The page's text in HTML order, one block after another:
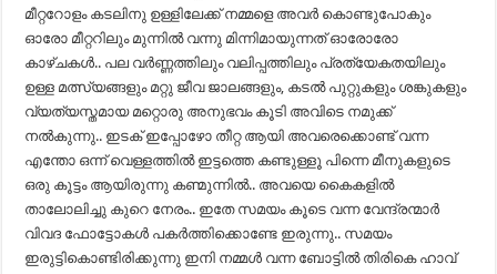
മീറ്ററോളം കടലിനു ഉള്ളിലേക്ക് നമ്മളെ അവർ കൊണ്ടുപോകും
ഓരോ മീറ്ററിലും മുന്നിൽ വന്നു മിന്നിമായുന്നത് ഓരോരോ
കാഴ്ചകൾ.. പല വർണ്ണത്തിലും വലിപ്പത്തിലും പ്രത്യേകതയിലും
ഉള്ള മത്സ്യങ്ങളും മറ്റു ജീവ ജാലങ്ങളും, കടൽ പുറ്റുകളും ശങ്കുകളും
വ്യത്യസ്തമായ മറ്റൊരു അനുഭവം കൂടി അവിടെ നമുക്ക്
നൽകുന്നു.. ഇടക് ഇപ്പോഴോ തീറ്റ ആയി അവരെക്കൊണ്ട് വന്ന
എന്തോ ഒന്ന് വെള്ളത്തിൽ ഇട്ടത്തെ കണ്ടുള്ളൂ പിന്നെ മീനുകളുടെ
ഒരു കൂട്ടം ആയിരുന്നു കണ്മുന്നിൽ.. അവയെ കൈകളിൽ
താലോലിച്ചു കുറെ നേരം.. ഇതേ സമയം കൂടെ വന്ന വേന്ദ്രന്മാർ
വിവദ ഫോട്ടോകൾ പകർത്തിക്കൊണ്ടേ ഇരുന്നു.. സമയം
ഇരുട്ടികൊണ്ടിരിക്കുന്നു ഇനി നമ്മൾ വന്ന ബോട്ടിൽ തിരികെ ഹാവ്